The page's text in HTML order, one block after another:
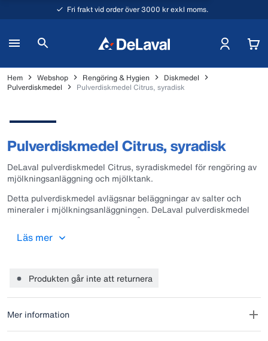
Fri frakt vid order över 3000 kr exkl moms.
Hem Webshop Rengöring & Hygien
Diskmedel
Pulverdiskmedel
Pulverdiskmedel Citrus, syradisk
Pulverdiskmedel Citrus, syradisk
DeLaval pulverdiskmedel Citrus, syradiskmedel för rengöring av
mjölkningsanläggning och mjölktank.
Detta pulverdiskmedel avlägsnar beläggningar av salter och
mineraler i mjölkningsanläggningen. DeLaval pulverdiskmedel
Citrus gör rent vid alla vattenförhållanden.
DeLaval pulverdiskmedel Citrus innhåller citronsyra. Citronsyra
giftig, säker att använda och fullt nedbrytbar. Citronsyra finns
naturligt i naturens metabolism som en del i citronsyra cykeln.
Läs mer
Produkten går inte att returnera
Mer information